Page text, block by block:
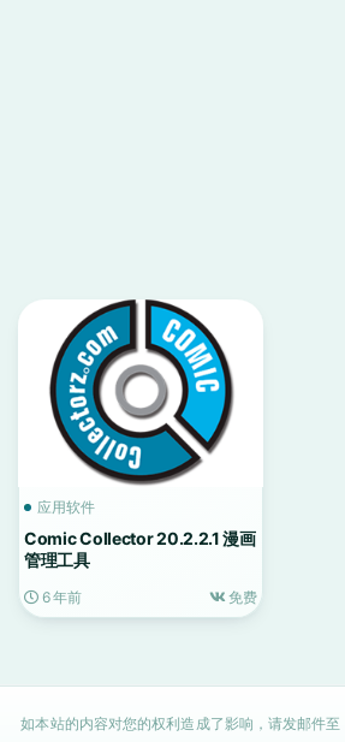
应用软件
Comic Collector 20.2.2.1 漫画
管理工具
6 年前 免费
如本站的内容对您的权利造成了影响，请发邮件至